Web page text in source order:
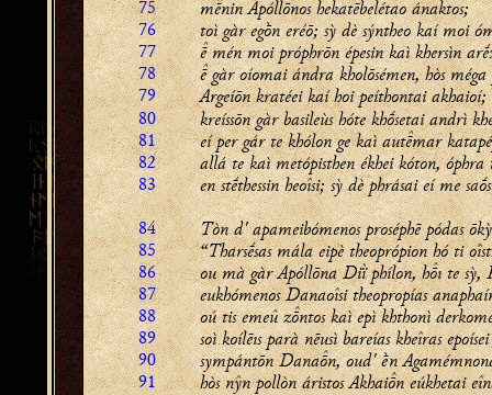
75 mnin Apóllōnos hekatēbelétao ánaktos;
76 toì gàr egṑn eréō; sỳ dè sýntheo kaí moi
77  mén moi próphrōn épesin kaì khersìn
78  gàr oíomai ándra kholōsémen, hòs
79 Argeíōn kratéei kaí hoi peíthontaiakhaioí;
80 kreíssōn gàr basileùs hóte khṓsetai andrì
81 eí per gár te khólon ge kaì autmar
82 allá te kaì metópisthen ékhei kóton, óphra
83 en stḗthessin heoîsi; sỳ dè phrásai eí me
84 Tòn d' apameibómenos proséphē pódas
85 “Tharsḗsas mála eipè theoprópion hó ti
86 ou mà gàr Apóllōna Diï̀ phílon, hı te sỳ,
87 eukhómenos Danaoîsi theopropías
88 oú tis emeû zntos kaì epì khthonì
89 soì koílēıs parà nēusì bareías kheîras epoísei
90 sympántōn Danan, oud' ḕn
91 hòs nŷn pollòn áristos Akhain eúkhetai